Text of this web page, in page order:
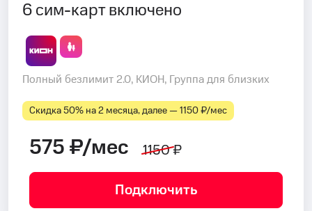
6 сим-карт включено
Полный безлимит 2.0, КИОН, Группа для близких
Скидка 50% на 2 месяца, далее — 1150 ₽⁠/⁠мес
575 ₽/мес 1150 ₽
Подключить